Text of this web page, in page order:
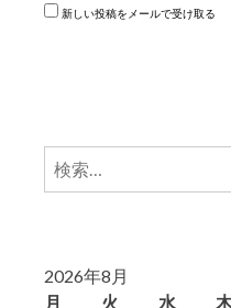
新しい投稿をメールで受け取る
検
2026年8月
月
火 水